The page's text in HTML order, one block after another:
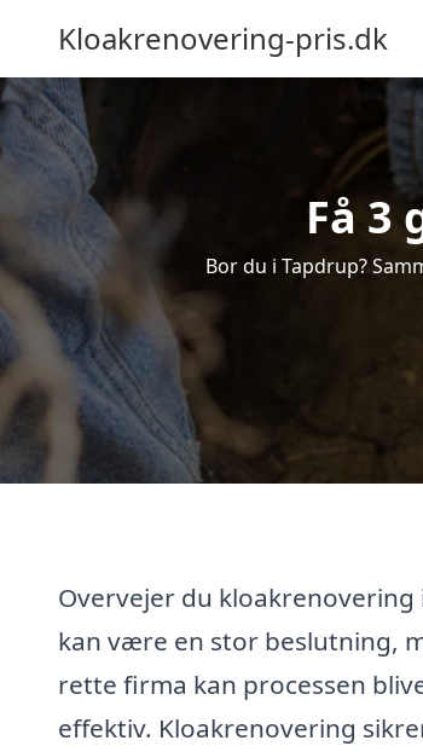
Kloakrenovering-pris.dk
Få 3
Bor du i Tapdrup?
Overvejer du kloakrenovering
kan være en stor beslutning,
rette firma kan processen
effektiv. Kloakrenovering